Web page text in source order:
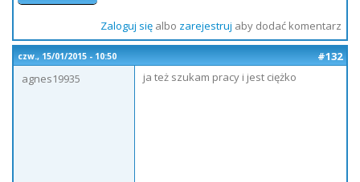
Zaloguj sięalbo zarejestruj aby dodać komentarz
czw., 15/01/2015 - 10:50
#132
agnes19935
ja też szukam pracy i jest ciężko